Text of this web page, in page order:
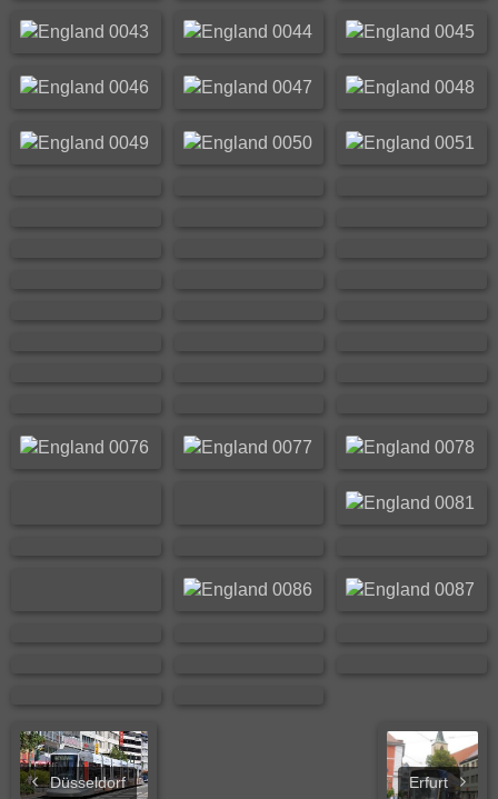
Düsseldorf Erfurt